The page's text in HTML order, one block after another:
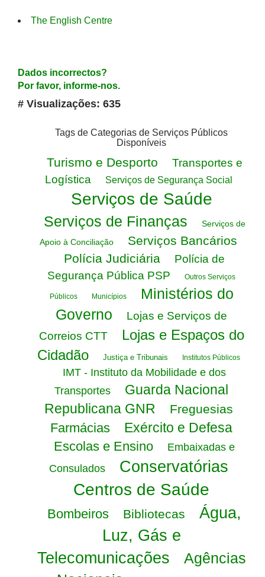
The English Centre
Dados incorrectos?
Por favor, informe-nos.
# Visualizações: 635
Tags de Categorias de Serviços Públicos
Disponíveis
Turismo e Desporto
Transportes e
Logística
Serviços de Segurança Social
Serviços de Saúde
Serviços de Finanças
Serviços de
Apoio à Conciliação
Serviços Bancários
Polícia Judiciária
Polícia de
Segurança Pública PSP
Outros Serviços
Públicos Municípios
Ministérios do
Governo
Lojas e Serviços de
Correios CTT
Lojas e Espaços do
Cidadão
Justiça e Tribunais Institutos Públicos
IMT - Instituto da Mobilidade e dos
Transportes
Guarda Nacional
Republicana GNR
Freguesias
Farmácias Exército e Defesa
Escolas e Ensino
Embaixadas e
Consulados
Conservatórias
Centros de Saúde
Bombeiros Bibliotecas
Água,
Luz, Gás e
Telecomunicações
Agências